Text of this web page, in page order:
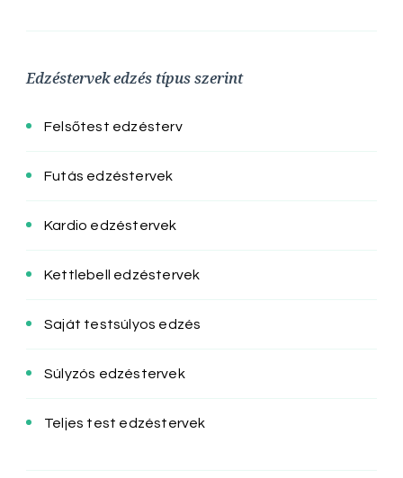
Edzéstervek edzés típus szerint
Felsőtest edzésterv
Futás edzéstervek
Kardio edzéstervek
Kettlebell edzéstervek
Saját testsúlyos edzés
Súlyzós edzéstervek
Teljes test edzéstervek